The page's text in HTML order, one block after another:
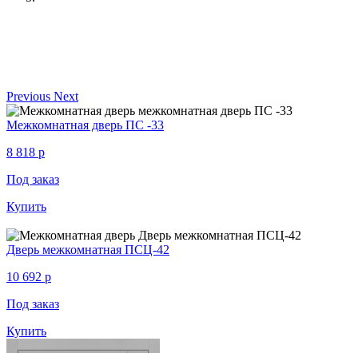
Previous Next
Межкомнатная дверь ПС -33
8 818 p
Под заказ
Купить
Дверь межкомнатная ПСЦ-42
10 692 p
Под заказ
Купить